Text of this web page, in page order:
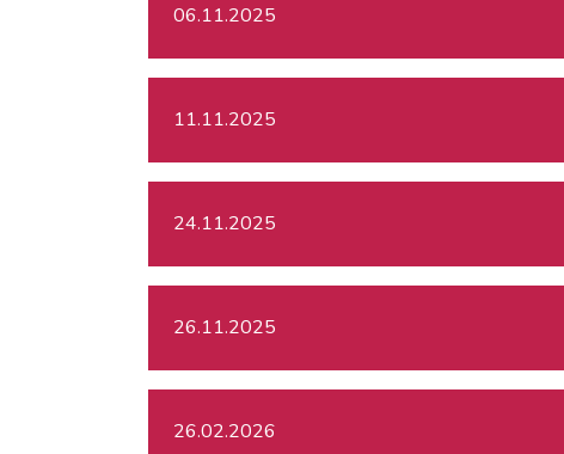
06.11.2025
11.11.2025
24.11.2025
26.11.2025
26.02.2026